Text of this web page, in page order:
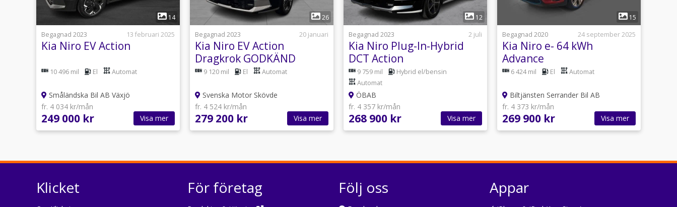
1
14
Begagnad 2023
13 februari 2025
Kia Niro EV Action
10 496 mil El Automat
Småländska Bil AB Växjö
fr. 4 034 kr/mån
249 000 kr Visa mer
1
26
Begagnad 2023
20 januari
Kia Niro EV Action
Dragkrok GODKÄND
Service 6 månaders fri
9 120 mil El Automat
Svenska Motor Skövde
fr. 4 524 kr/mån
279 200 kr Visa mer
1
12
Begagnad 2023
2 juli
Kia Niro Plug-In-Hybrid
DCT Action
9 759 mil
Hybrid el/bensin
Automat
ÖBAB
fr. 4 357 kr/mån
268 900 kr Visa mer
1
15
Begagnad 2020
24 september 2025
Kia Niro e- 64 kWh
Advance
6 424 mil El Automat
Biltjänsten Serrander Bil AB
fr. 4 373 kr/mån
269 900 kr Visa mer
Klicket För företag Följ oss Appar